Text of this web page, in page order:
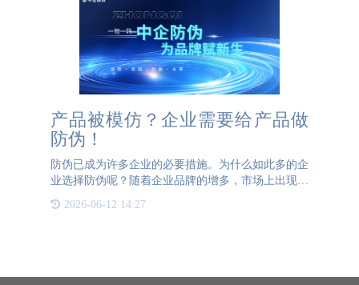
产品被模仿？企业需要给产品做
防伪！
防伪已成为许多企业的必要措施。为什么如此多的企
业选择防伪呢？随着企业品牌的增多，市场上出现了
造或高仿，但其名称、LOGO和产品与正品极为相
2026-06-12 14:27